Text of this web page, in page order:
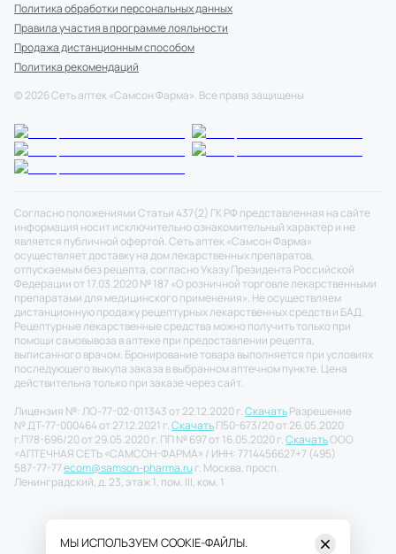
Политика обработки персональных данных
Правила участия в программе лояльности
Продажа дистанционным способом
Политика рекомендаций
© 2026Сеть аптек «Самсон Фарма». Все права защищены
Согласно положениями Статьи 437(2) ГК РФ представленная на сайте
информация носит исключительно ознакомительный характер и не
является публичной офертой. Сеть аптек «Самсон Фарма»
осуществляет доставку на дом лекарственных препаратов,
отпускаемым без рецепта, согласно Указу Президента Российской
Федерации от 17.03.2020 № 187 «О розничной торговле лекарственными
препаратами для медицинского применения». Не осуществляем
дистанционную продажу рецептурных лекарственных средств и БАД.
Рецептурные лекарственные средства можно получить только при
помощи самовывоза в аптеке при предоставлении рецепта,
выписанного врачом. Бронирование товара выполняется при условиях
последующего выкупа заказа в выбранном аптечном пункте. Цена
действительна только при заказе через сайт.
Лицензия №: ЛО-77-02-011343 от 22.12.2020 г.СкачатьРазрешение
№ ДТ-77-000464 от 27.12.2021 г.СкачатьП50-673/20 от 26.05.2020
г.П78-696/20 от 29.05.2020 г. ПП № 697 от 16.05.2020 г.СкачатьООО
«АПТЕЧНАЯ СЕТЬ «САМСОН-ФАРМА» / ИНН: 7714456627+7 (495)
587-77-77ecom@samson-pharma.ruг. Москва, просп.
Ленинградский, д. 23, этаж 1, пом. III, ком. 1
МЫ ИСПОЛЬЗУЕМ COOKIE-ФАЙЛЫ.